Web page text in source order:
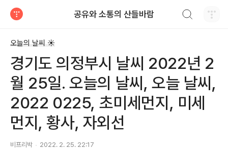
공유와 소통의 산들바람
오늘의 날씨 ☀
경기도 의정부시 날씨 2022년 2
월 25일. 오늘의 날씨, 오늘 날씨,
2022 0225, 초미세먼지, 미세
먼지, 황사, 자외선
비프리박 2022. 2. 25. 22:17